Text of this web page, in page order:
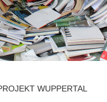
WUPPERTAL